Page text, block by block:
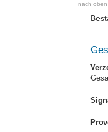
nach oben